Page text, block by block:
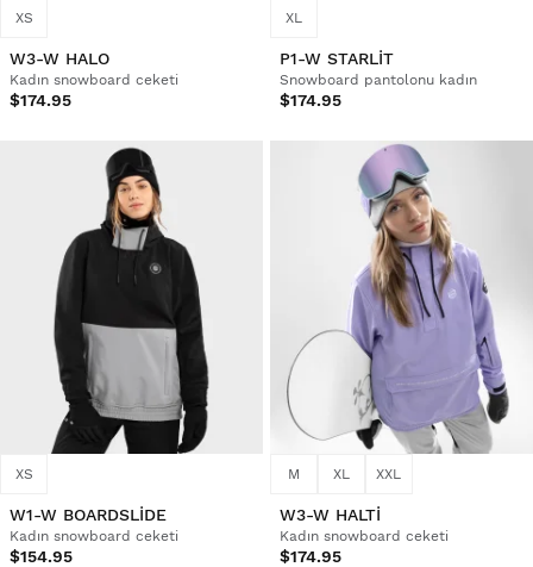
XS
W3-W HALO
Kadın snowboard ceketi
$174.95
XL
P1-W STARLIT
Snowboard pantolonu kadın
$174.95
XS
W1-W BOARDSLIDE
Kadın snowboard ceketi
$154.95
M XL XXL
W3-W HALTI
Kadın snowboard ceketi
$174.95